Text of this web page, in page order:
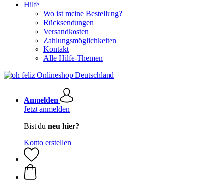
Hilfe
Wo ist meine Bestellung?
Rücksendungen
Versandkosten
Zahlungsmöglichkeiten
Kontakt
Alle Hilfe-Themen
Anmelden
Jetzt anmelden
Bist du neu hier?
Konto erstellen